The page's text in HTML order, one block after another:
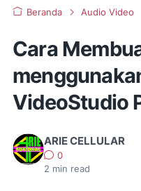
Beranda Audio Video
Cara
VideoStudio
ARIE CELLULAR
0
2 min read